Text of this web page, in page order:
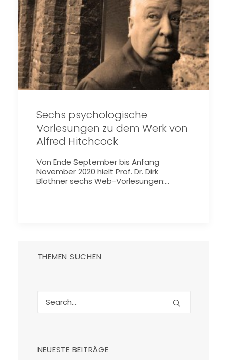
Sechs psychologische
Vorlesungen zu dem Werk von
Alfred Hitchcock
Von Ende September bis Anfang
November 2020 hielt Prof. Dr. Dirk
Blothner sechs Web-Vorlesungen:…
THEMEN SUCHEN
NEUESTE BEITRÄGE